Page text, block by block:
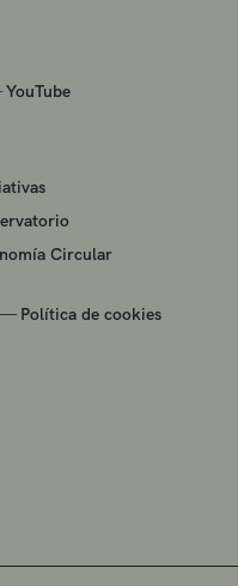
YouTube
Circular
Política de cookies